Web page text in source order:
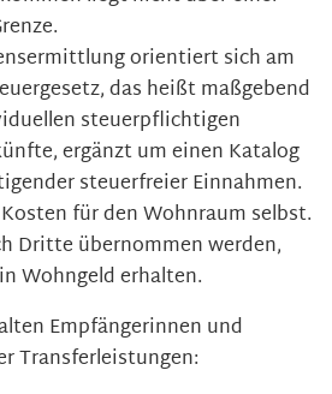
orientiert sich am
das heißt maßgebend
steuerpflichtigen
ergänzt um einen Katalog
steuerfreier Einnahmen.
für den Wohnraum selbst.
Dritte übernommen werden,
Wohngeld erhalten.
Empfängerinnen und
Transferleistungen: